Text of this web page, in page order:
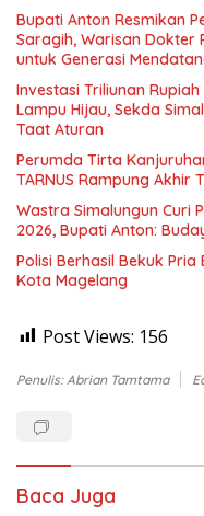
Bupati Anton Resmikan
Saragih, Warisan Dokter
untuk Generasi
Investasi Triliunan
Lampu Hijau, Sekda
Taat Aturan
Perumda Tirta
TARNUS Rampung Akhir
Wastra Simalungun Curi
2026, Bupati Anton:
Polisi Berhasil Bekuk
Kota Magelang
Post Views: 156
Penulis: Abrian Tamtama
Baca Juga